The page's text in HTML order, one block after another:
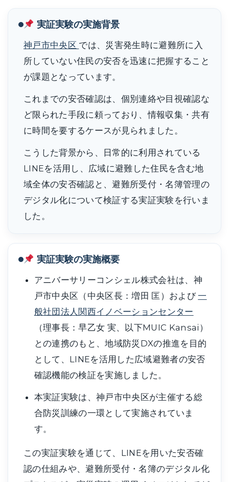
実証実験の実施背景
神戸市中央区 では、災害発生時に避難所に入
所していない住民の安否を迅速に把握すること
が課題となっています。
これまでの安否確認は、個別連絡や目視確認な
ど限られた手段に頼っており、情報収集・共有
に時間を要するケースが見られました。
こうした背景から、日常的に利用されている
LINEを活用し、広域に避難した住民を含む地
域全体の安否確認と、避難所受付・名簿管理の
デジタル化について検証する実証実験を行いま
した。
実証実験の実施概要
アニバーサリーコンシェル株式会社は、神
戸市中央区（中央区長：増田 匡）および一
般社団法人関西イノベーションセンター
（理事長：早乙女 実、以下MUIC Kansai）
との連携のもと、地域防災DXの推進を目的
として、LINEを活用した広域避難者の安否
確認機能の検証を実施しました。
本実証実験は、神戸市中央区が主催する総
合防災訓練の一環として実施されていま
す。
この実証実験を通じて、LINEを用いた安否確
認の仕組みや、避難所受付・名簿のデジタル化